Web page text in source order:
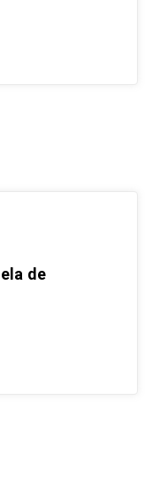
de